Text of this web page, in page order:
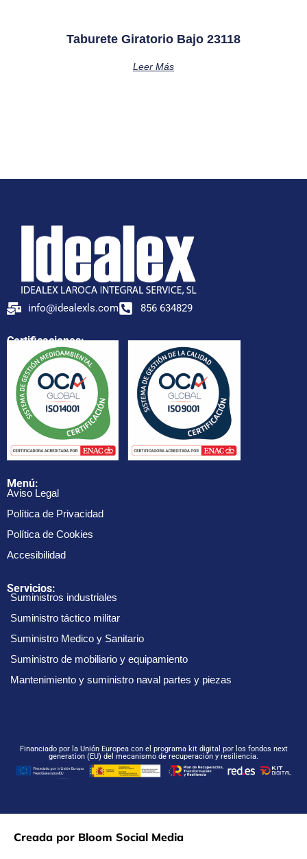
Taburete Giratorio Bajo 23118
Leer Más
info@idealexls.com 856 634829
Certificaciones:
Menú:
Aviso Legal
Política de Privacidad
Política de Cookies
Accesibilidad
Servicios:
Suministros industriales
Suministro táctico militar
Suministro Medico y Sanitario
Suministro de mobiliario y equipamiento
Mantenimiento y suministro naval partes y piezas
Financiado por la Unión Europea con el programa kit digital por los fondos next
generation (EU) del mecanismo de recuperación y resiliencia.
Creada por Bloom Social Media